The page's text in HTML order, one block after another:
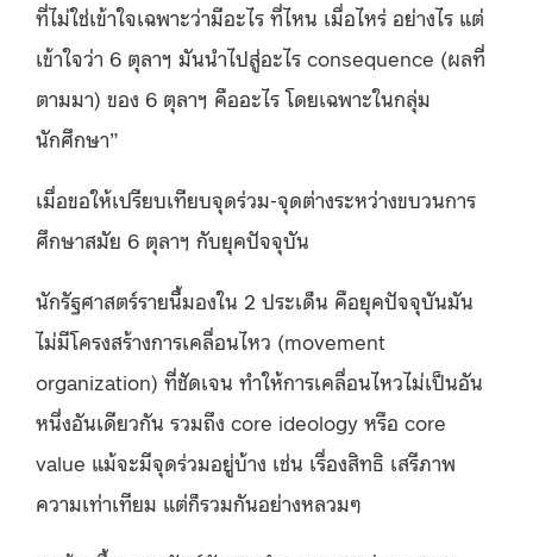
ที่ไม่ใช่เข้าใจเฉพาะว่ามีอะไร ที่ไหน เมื่อไหร่ อย่างไร แต่
เข้าใจว่า 6 ตุลาฯ มันนำไปสู่อะไร consequence (ผลที่
ตามมา) ของ 6 ตุลาฯ คืออะไร โดยเฉพาะในกลุ่ม
นักศึกษา”
เมื่อขอให้เปรียบเทียบจุดร่วม-จุดต่างระหว่างขบวนการ
ศึกษาสมัย 6 ตุลาฯ กับยุคปัจจุบัน
นักรัฐศาสตร์รายนี้มองใน 2 ประเด็น คือยุคปัจจุบันมัน
ไม่มีโครงสร้างการเคลื่อนไหว (movement
organization) ที่ชัดเจน ทำให้การเคลื่อนไหวไม่เป็นอัน
หนึ่งอันเดียวกัน รวมถึง core ideology หรือ core
value แม้จะมีจุดร่วมอยู่บ้าง เช่น เรื่องสิทธิ เสรีภาพ
ความเท่าเทียม แต่ก็รวมกันอย่างหลวมๆ